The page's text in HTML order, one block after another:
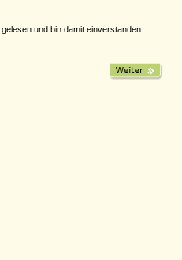
gelesen und bin damit einverstanden.